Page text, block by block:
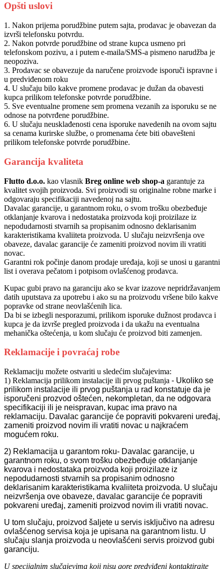
Opšti uslovi
1. Nakon prijema porudžbine putem sajta, prodavac je obavezan da
izvrši telefonsku potvrdu.
2. Nakon potvrde porudžbine od strane kupca usmeno pri
telefonskom pozivu, a i putem e-maila/SMS-a pismeno narudžba je
neopoziva.
3. Prodavac se obavezuje da naručene proizvode isporuči ispravne i
u predviđenom roku
4. U slučaju bilo kakve promene prodavac je dužan da obavesti
kupca prilikom telefonske potvrde porudžbine.
5. Sve eventualne promene sem promena vezanih za isporuku se ne
odnose na potvrđene porudžbine.
6. U slučaju neusklađenosti cena isporuke navedenih na ovom sajtu
sa cenama kurirske službe, o promenama ćete biti obavešteni
prilikom telefonske potvrde porudžbine.
Garancija kvaliteta
Flutto d.o.o. kao vlasnik Breg online web shop-a garantuje za
kvalitet svojih proizvoda. Svi proizvodi su originalne robne marke i
odgovaraju specifikaciji navedenoj na sajtu.
Davalac garancije, u garantnom roku, o svom trošku obezbeđuje
otklanjanje kvarova i nedostataka proizvoda koji proizilaze iz
nepodudarnosti stvarnih sa propisanim odnosno deklarisanim
karakteristikama kvaliiteta proizvoda. U slučaju neizvršenja ove
obaveze, davalac garancije će zameniti proizvod novim ili vratiti
novac.
Garantni rok počinje danom prodaje uređaja, koji se unosi u garantni
list i overava pečatom i potpisom ovlašćenog prodavca.
Kupac gubi pravo na garanciju ako se kvar izazove nepridržavanjem
datih uputstava za upotrebu i ako su na proizvodu vršene bilo kakve
popravke od strane neovlašćenih lica.
Da bi se izbegli nesporazumi, prilikom isporuke dužnost prodavca i
kupca je da izvrše pregled proizvoda i da ukažu na eventualna
mehanička oštećenja, u kom slučaju će proizvod biti zamenjen.
Reklamacije i povraćaj robe
Reklamaciju možete ostvariti u sledećim slučajevima:
1) Reklamacija prilikom instalacije ili prvog puštanja - Ukoliko se
prilikom instalacije ili prvog puštanja u rad konstatuje da je
isporučeni prozvod oštećen, nekompletan, da ne odgovara
specifikaciji ili je neispravan, kupac ima pravo na
reklamaciju. Davalac garancije će popraviti pokvareni uređaj,
zameniti proizvod novim ili vratiti novac u najkraćem
mogućem roku.
2) Reklamacija u garantom roku- Davalac garancije, u
garantnom roku, o svom trošku obezbeđuje otklanjanje
kvarova i nedostataka proizvoda koji proizilaze iz
nepodudarnosti stvarnih sa propisanim odnosno
deklarisanim karakteristikama kvaliiteta proizvoda. U slučaju
neizvršenja ove obaveze, davalac garancije će popraviti
pokvareni uređaj, zameniti proizvod novim ili vratiti novac.
U tom slučaju, proizvod šaljete u servis isključivo na adresu
ovlašćenog servisa koja je upisana na garantnom listu. U
slučaju slanja proizvoda u neovlašćeni servis proizvod gubi
garanciju.
U specijalnim slučajevima koji nisu gore predviđeni kontaktirajte